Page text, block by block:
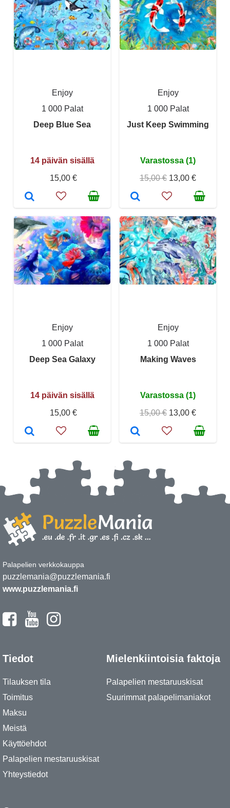
Enjoy
1 000 Palat
Deep Blue Sea
14 päivän sisällä
15,00 €
Enjoy
1 000 Palat
Just Keep Swimming
Varastossa (1)
15,00 € 13,00 €
Enjoy
1 000 Palat
Deep Sea Galaxy
14 päivän sisällä
15,00 €
Enjoy
1 000 Palat
Making Waves
Varastossa (1)
15,00 € 13,00 €
Palapelien verkkokauppa
puzzlemania@puzzlemania.fi
www.puzzlemania.fi
Tiedot
Tilauksen tila
Toimitus
Maksu
Meistä
Käyttöehdot
Palapelien mestaruuskisat
Yhteystiedot
Mielenkiintoisia faktoja
Palapelien mestaruuskisat
Suurimmat palapelimaniakot